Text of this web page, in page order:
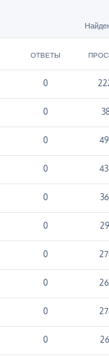
ОТВЕТЫ
0
0
0
0
0
0
0
0
0
0